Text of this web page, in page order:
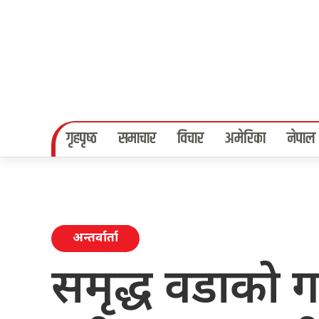
गृहपृष्‍ठ समाचार विचार अमेरिका नेपाल
अन्तर्वार्ता
समृद्ध वडाको